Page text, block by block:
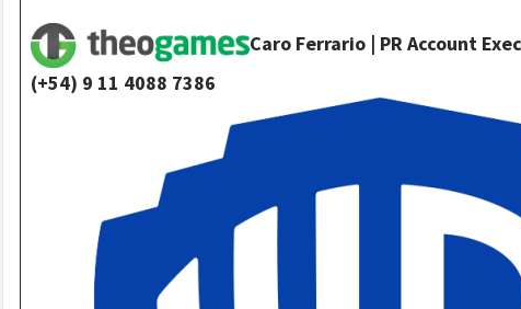
Caro Ferrario | PR Account
(+54) 9 11 4088 7386